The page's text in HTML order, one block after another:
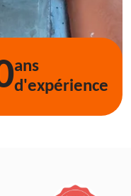
ans
d'expérience